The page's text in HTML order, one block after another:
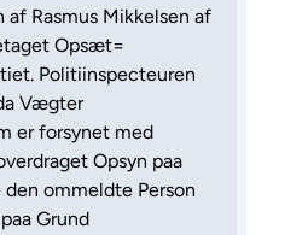
af Rasmus Mikkelsen af
Opsæt=
Politiinspecteuren
Vægter
er forsynet med
Opsyn paa
ommeldte Person
Grund